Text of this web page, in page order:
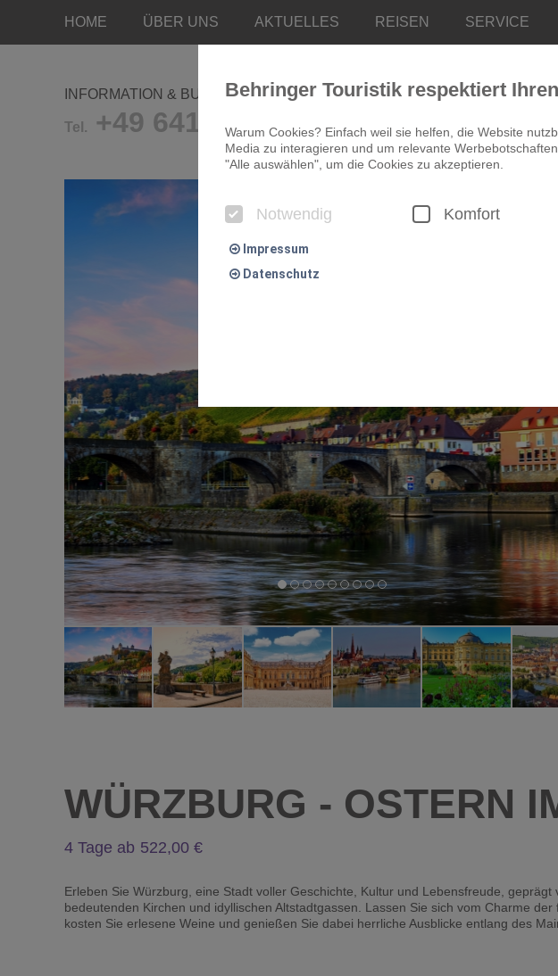
HOME ÜBER UNS AKTUELLES REISEN SERVICE
INFORMATION & BUCHUNG
Tel. +49 641/9681-0
WÜRZBURG - OSTERN
4 Tage ab 522
Erleben Sie Würzburg, eine Stadt voller Geschichte, Kultur und Lebensfreude, geprägt
bedeutenden Kirchen und idyllischen Altstadtgassen. Lassen Sie sich vom Charme der
kosten Sie erlesene Weine und genießen Sie dabei herrliche Ausblicke entlang des
Behringer Touristik respektiert
Warum Cookies? Einfach weil sie helfen, die Website
Media zu interagieren und um relevante
"Alle auswählen", um die Cookies zu akzeptieren.
Notwendig Komfort
Impressum
Datenschutz
Essentielle Cookies ermöglichen grundlegende
Diese Cookies ermöglichen die Interaktion mit Facebook
nicht benötigt.